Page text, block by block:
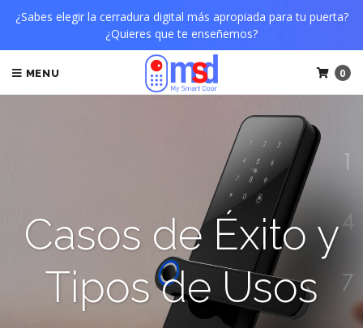
¿Sabes elegir la cerradura digital más apropiada para tu puerta?
¿Quieres que te enseñemos?
MENU 0
Casos de Éxito y
Tipos de Usos